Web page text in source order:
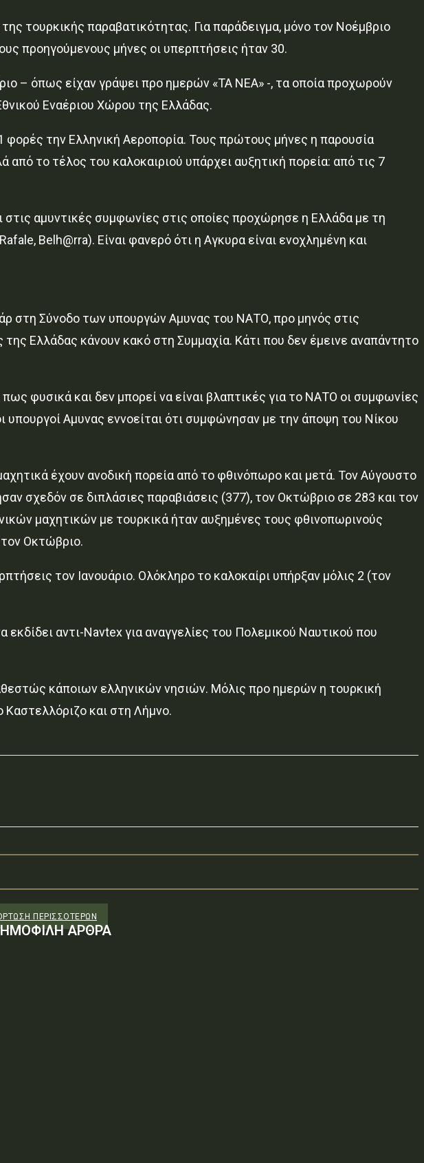
τουρκικής παραβατικότητας. Για παράδειγμα, μόνο τον Νοέμβριο
προηγούμενους μήνες οι υπερπτήσεις ήταν 30.
– όπως είχαν γράψει προ ημερών «ΤΑ ΝΕΑ» -, τα οποία προχωρούν
Εναέριου Χώρου της Ελλάδας.
την Ελληνική Αεροπορία. Τους πρώτους μήνες η παρουσία
από το τέλος του καλοκαιριού υπάρχει αυξητική πορεία: από τις 7
στις αμυντικές συμφωνίες στις οποίες προχώρησε η Ελλάδα με τη
Belh@rra). Είναι φανερό ότι η Αγκυρα είναι ενοχλημένη και
στη Σύνοδο των υπουργών Αμυνας του ΝΑΤΟ, προ μηνός στις
Ελλάδας κάνουν κακό στη Συμμαχία. Κάτι που δεν έμεινε αναπάντητο
φυσικά και δεν μπορεί να είναι βλαπτικές για το ΝΑΤΟ οι συμφωνίες
υπουργοί Αμυνας εννοείται ότι συμφώνησαν με την άποψη του Νίκου
έχουν ανοδική πορεία από το φθινόπωρο και μετά. Τον Αύγουστο
σχεδόν σε διπλάσιες παραβιάσεις (377), τον Οκτώβριο σε 283 και τον
μαχητικών με τουρκικά ήταν αυξημένες τους φθινοπωρινούς
Οκτώβριο.
τον Ιανουάριο. Ολόκληρο το καλοκαίρι υπήρξαν μόλις 2 (τον
αντι-Navtex για αναγγελίες του Πολεμικού Ναυτικού που
κάποιων ελληνικών νησιών. Μόλις προ ημερών η τουρκική
Καστελλόριζο και στη Λήμνο.
ΠΕΡΙΣΣΟΤΈΡΩΝ
ΑΡΘΡΑ